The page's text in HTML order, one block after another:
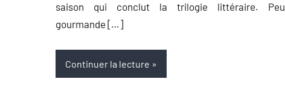
saison qui conclut la trilogie littéraire. Peu
gourmande […]
Continuer la lecture